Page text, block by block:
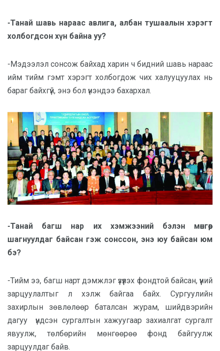
-Танай шавь нараас авлига, албан тушаалын хэрэгт
холбогдсон хүн байна уу?
-Мэдээлэл сонсож байхад харин ч бидний шавь нараас
ийм тийм гэмт хэрэгт холбогдож чих халууцуулах нь
бараг байхгүй, энэ бол үнэндээ бахархал.
-Танай багш нар их хэмжээний бэлэн мөнгөөр
шагнуулдаг байсан гэж сонссон, энэ юу байсан юм
бэ?
-Тийм ээ, багш нарт дэмжлэг үзүүлэх фондтой байсан, үүний
зарцуулалтыг л хэлж байгаа байх. Сургуулийн
захирлын зөвлөлөөр баталсан журам, шийдвэрийн
дагуу
үндсэн сургалтын хажуугаар захиалгат сургалт
явуулж, төлбөрийн мөнгөөрөө фонд байгуулж
зарцуулдаг байв.